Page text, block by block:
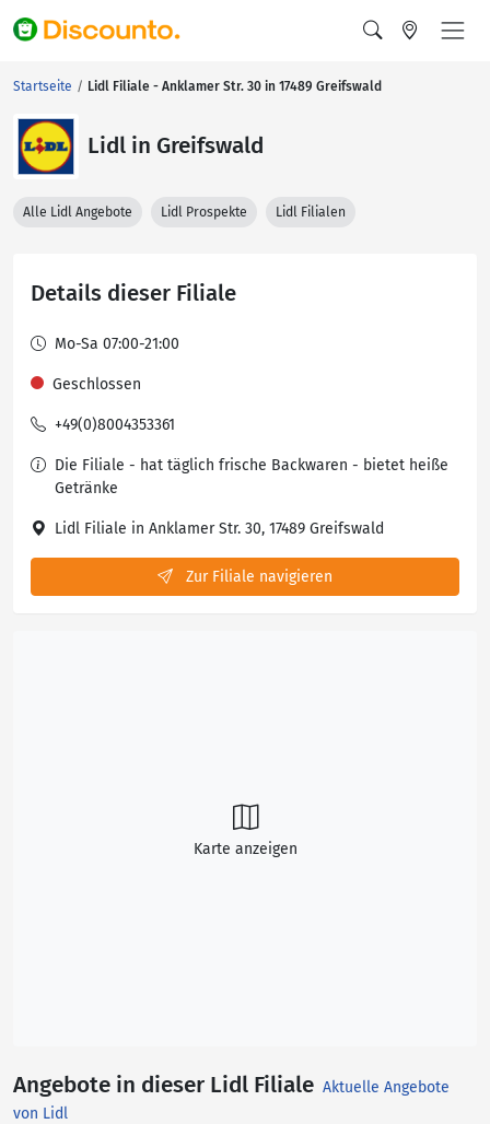
Startseite Lidl Filiale - Anklamer Str. 30 in 17489 Greifswald
Lidl in Greifswald
Alle Lidl Angebote Lidl Prospekte Lidl Filialen
Details dieser Filiale
Mo-Sa 07:00-21:00
Geschlossen
+49(0)8004353361
Die Filiale - hat täglich frische Backwaren - bietet heiße
Getränke
Lidl Filiale in Anklamer Str. 30, 17489 Greifswald
Zur Filiale navigieren
Karte anzeigen
Angebote in dieser Lidl Filiale Aktuelle Angebote
von Lidl